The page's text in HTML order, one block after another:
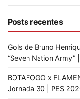
Posts recentes
Gols de Bruno
“Seven Nation Army”
BOTAFOGO x
Jornada 30 | PES